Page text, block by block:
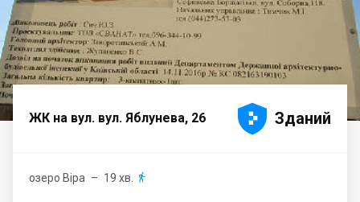
ЖК на вул. вул. Яблунева, 26 



 Зданий
озеро Віра – 19 хв. 